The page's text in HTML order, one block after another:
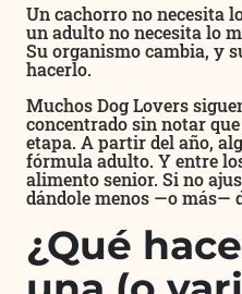
Un cachorro no necesita
un adulto no necesita lo
Su organismo cambia, y
hacerlo.
Muchos Dog Lovers
concentrado sin notar
etapa. A partir del año,
fórmula adulto. Y entre
alimento senior. Si no
dándole menos —o más—
¿Qué